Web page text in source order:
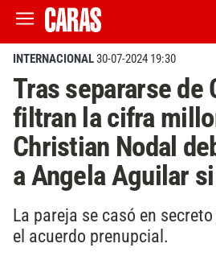
INTERNACIONAL30-07-2024 19:30
Tras separarse de
filtran la cifra
Christian Nodal
a Angela Aguilar
La pareja se casó en
el acuerdo prenupcial.